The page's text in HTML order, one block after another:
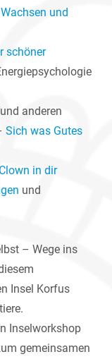
Wachsen und
schöner
und anderen
Sich was Gutes
in dir
und
– Wege ins
Insel Korfus
Inselworkshop
gemeinsamen